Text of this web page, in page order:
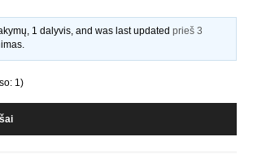
1 dalyvis, and was last updatedprieš 3
.
1)